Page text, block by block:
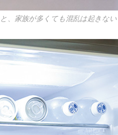
、家族が多くても混乱は起きない